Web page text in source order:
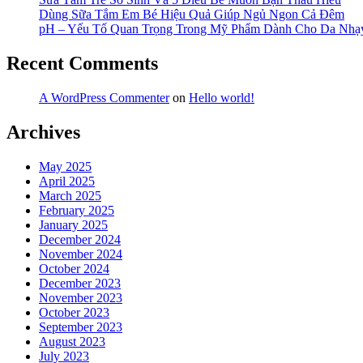
Dùng Sữa Tắm Em Bé Hiệu Quả Giúp Ngủ Ngon Cả Đêm
pH – Yếu Tố Quan Trọng Trong Mỹ Phẩm Dành Cho Da
Recent Comments
A WordPress Commenteron Hello world!
Archives
May 2025
April 2025
March 2025
February 2025
January 2025
December 2024
November 2024
October 2024
December 2023
November 2023
October 2023
September 2023
August 2023
July 2023